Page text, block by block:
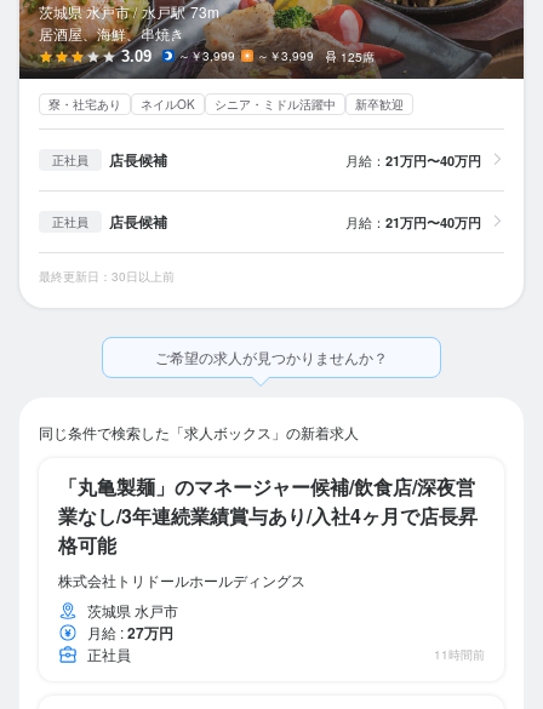
茨城県 水戸市 / 水戸駅 73m
居酒屋、海鮮、串焼き
3.09 ～￥3,999 ～￥3,999 125席
寮・社宅あり ネイルOK シニア・ミドル活躍中 新卒歓迎
正社員 店長候補 月給： 21万円〜40万円
正社員 店長候補 月給： 21万円〜40万円
最終更新日：30日以上前
ご希望の求人が見つかりませんか？
同じ条件で検索した「求人ボックス」の新着求人
「丸亀製麺」のマネージャー候補/飲食店/深夜営
業なし/3年連続業績賞与あり/入社4ヶ月で店長昇
格可能
株式会社トリドールホールディングス
茨城県 水戸市
月給 :27万円
正社員 11時間前